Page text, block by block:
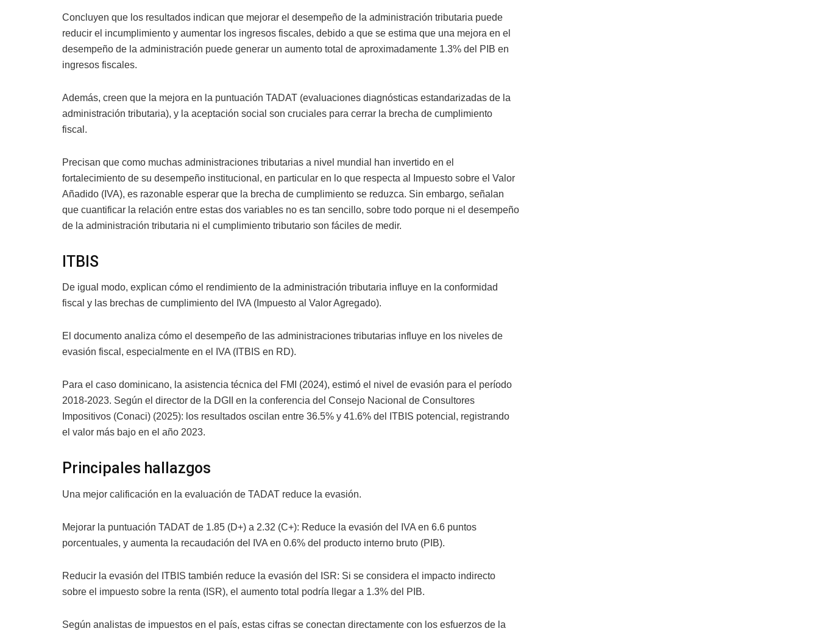
Concluyen que los resultados indican que mejorar el desempeño de la administración tributaria puede
reducir el incumplimiento y aumentar los ingresos fiscales, debido a que se estima que una mejora en el
desempeño de la administración puede generar un aumento total de aproximadamente 1.3% del PIB en
ingresos fiscales.
Además, creen que la mejora en la puntuación TADAT (evaluaciones diagnósticas estandarizadas de la
administración tributaria), y la aceptación social son cruciales para cerrar la brecha de cumplimiento
fiscal.
Precisan que como muchas administraciones tributarias a nivel mundial han invertido en el
fortalecimiento de su desempeño institucional, en particular en lo que respecta al Impuesto sobre el Valor
Añadido (IVA), es razonable esperar que la brecha de cumplimiento se reduzca. Sin embargo, señalan
que cuantificar la relación entre estas dos variables no es tan sencillo, sobre todo porque ni el desempeño
de la administración tributaria ni el cumplimiento tributario son fáciles de medir.
ITBIS
De igual modo, explican cómo el rendimiento de la administración tributaria influye en la conformidad
fiscal y las brechas de cumplimiento del IVA (Impuesto al Valor Agregado).
El documento analiza cómo el desempeño de las administraciones tributarias influye en los niveles de
evasión fiscal, especialmente en el IVA (ITBIS en RD).
Para el caso dominicano, la asistencia técnica del FMI (2024), estimó el nivel de evasión para el período
2018-2023. Según el director de la DGII en la conferencia del Consejo Nacional de Consultores
Impositivos (Conaci) (2025): los resultados oscilan entre 36.5% y 41.6% del ITBIS potencial, registrando
el valor más bajo en el año 2023.
Principales hallazgos
Una mejor calificación en la evaluación de TADAT reduce la evasión.
Mejorar la puntuación TADAT de 1.85 (D+) a 2.32 (C+): Reduce la evasión del IVA en 6.6 puntos
porcentuales, y aumenta la recaudación del IVA en 0.6% del producto interno bruto (PIB).
Reducir la evasión del ITBIS también reduce la evasión del ISR: Si se considera el impacto indirecto
sobre el impuesto sobre la renta (ISR), el aumento total podría llegar a 1.3% del PIB.
Según analistas de impuestos en el país, estas cifras se conectan directamente con los esfuerzos de la